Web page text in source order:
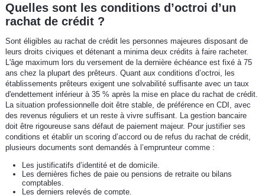
Quelles sont les conditions d’octroi d’un
rachat de crédit ?
Sont éligibles au rachat de crédit les personnes majeures disposant de
leurs droits civiques et détenant a minima deux crédits à faire racheter.
L'âge maximum lors du versement de la dernière échéance est fixé à 75
ans chez la plupart des prêteurs. Quant aux conditions d’octroi, les
établissements prêteurs exigent une solvabilité suffisante avec un taux
d'endettement inférieur à 35 % après la mise en place du rachat de crédit.
La situation professionnelle doit être stable, de préférence en CDI, avec
des revenus réguliers et un reste à vivre suffisant. La gestion bancaire
doit être rigoureuse sans défaut de paiement majeur. Pour justifier ses
conditions et établir un scoring d’accord ou de refus du rachat de crédit,
plusieurs documents sont demandés à l’emprunteur comme :
Les justificatifs d’identité et de domicile.
Les dernières fiches de paie ou pensions de retraite ou bilans
comptables.
Les derniers relevés de compte.